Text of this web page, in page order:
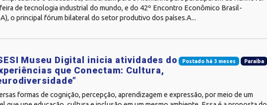
de tecnologia industrial do mundo, e do 42º Encontro Econômico Brasil-
o principal fórum bilateral do setor produtivo dos países.A...
Postado há 3 meses Paraíba
Museu Digital inicia atividades do
que Conectam: Cultura,
formas de cognição, percepção, aprendizagem e expressão, por meio de um